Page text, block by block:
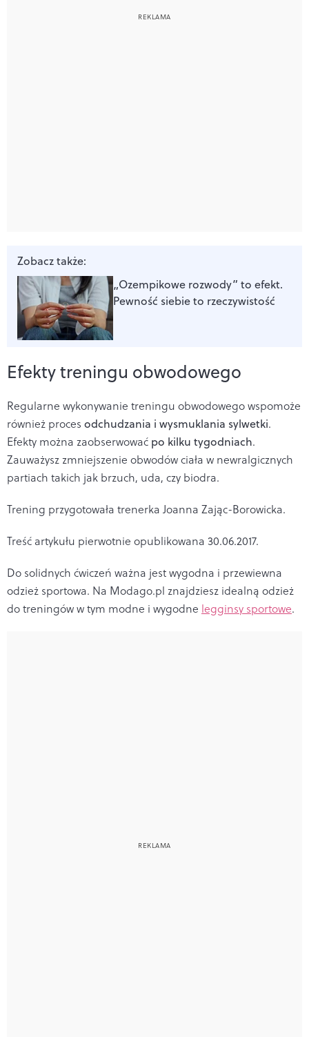
Zobacz także:
„Ozempikowe rozwody” to efekt.
Pewność siebie to rzeczywistość
Efekty treningu obwodowego
Regularne wykonywanie treningu obwodowego wspomoże
również proces odchudzania i wysmuklania sylwetki.
Efekty można zaobserwować po kilku tygodniach.
Zauważysz zmniejszenie obwodów ciała w newralgicznych
partiach takich jak brzuch, uda, czy biodra.
Trening przygotowała trenerka Joanna Zając-Borowicka.
Treść artykułu pierwotnie opublikowana 30.06.2017.
Do solidnych ćwiczeń ważna jest wygodna i przewiewna
odzież sportowa. Na Modago.pl znajdziesz idealną odzież
do treningów w tym modne i wygodne legginsy sportowe.